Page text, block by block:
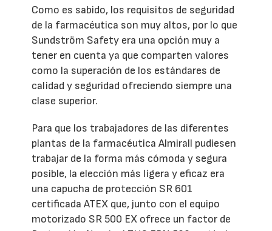
Como es sabido, los requisitos de seguridad
de la farmacéutica son muy altos, por lo que
Sundström Safety era una opción muy a
tener en cuenta ya que comparten valores
como la superación de los estándares de
calidad y seguridad ofreciendo siempre una
clase superior.
Para que los trabajadores de las diferentes
plantas de la farmacéutica Almirall pudiesen
trabajar de la forma más cómoda y segura
posible, la elección más ligera y eficaz era
una capucha de protección SR 601
certificada ATEX que, junto con el equipo
motorizado SR 500 EX ofrece un factor de